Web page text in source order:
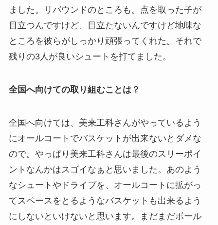
ました。リバウンドのところも。点を取った子が
目立つんですけど、目立たないんですけど地味な
ところを彼らがしっかり頑張ってくれた。それで
残りの3人が良いシュートを打てました。
全国へ向けての取り組むことは？
全国へ向けては、美来工科さんがやっているよう
にオールコートでバスケットが出来ないとダメな
ので。やっぱり美来工科さんは最後のスリーポイ
ントなんかはスゴイなぁと思いました。あのよう
なシュートやドライブを、オールコートに拡がっ
てスペースをとるようなバスケットも出来るよう
にしないといけないと思います。
まだまだボール